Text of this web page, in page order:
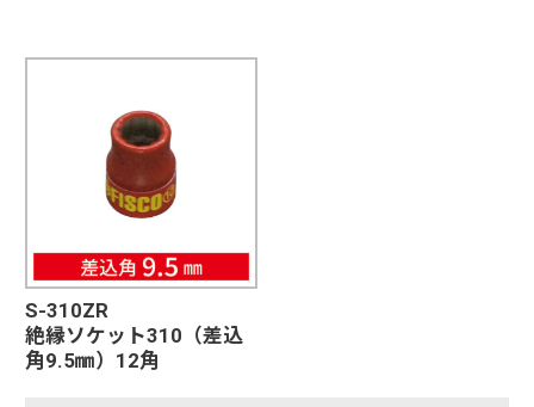
S-310ZR
絶縁ソケット310（差込
角9.5㎜）12角